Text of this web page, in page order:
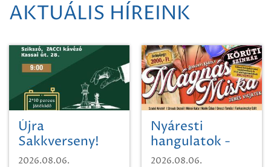
AKTUÁLIS HÍREINK
Újra
Sakkverseny!
2026.08.06.
Nyáresti
hangulatok -
Mágnás Miska
2026.08.06.